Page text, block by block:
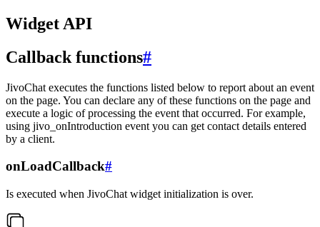
Widget API
Callback functions#
JivoChat executes the functions listed below to report about an event
on the page. You can declare any of these functions on the page and
execute a logic of processing the event that occurred. For example,
using jivo_onIntroduction event you can get contact details entered
by a client.
onLoadCallback#
Is executed when JivoChat widget initialization is over.